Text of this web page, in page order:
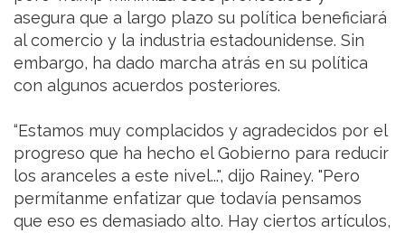
asegura que a largo plazo su política beneficiará
al comercio y la industria estadounidense. Sin
embargo, ha dado marcha atrás en su política
con algunos acuerdos posteriores.
“Estamos muy complacidos y agradecidos por el
progreso que ha hecho el Gobierno para reducir
los aranceles a este nivel...", dijo Rainey. "Pero
permítanme enfatizar que todavía pensamos
que eso es demasiado alto. Hay ciertos artículos,